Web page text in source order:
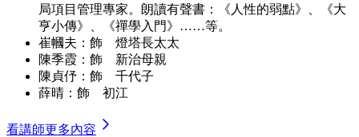
局項目管理專家。朗讀有聲書：《人性的弱點》、《大
亨小傳》、《禪學入門》……等。
崔幗夫：飾 燈塔長太太
陳季霞：飾 新治母親
陳貞伃：飾 千代子
薛晴：飾 初江
看講師更多內容